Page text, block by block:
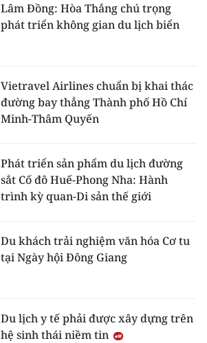
Lâm Đồng: Hòa Thắng chú trọng
phát triển không gian du lịch biển
Vietravel Airlines chuẩn bị khai thác
đường bay thẳng Thành phố Hồ Chí
Minh-Thâm Quyến
Phát triển sản phẩm du lịch đường
sắt Cố đô Huế-Phong Nha: Hành
trình kỳ quan-Di sản thế giới
Du khách trải nghiệm văn hóa Cơ tu
tại Ngày hội Đông Giang
Du lịch y tế phải được xây dựng trên
hệ sinh thái niềm tin